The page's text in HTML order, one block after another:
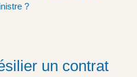
?
un contrat